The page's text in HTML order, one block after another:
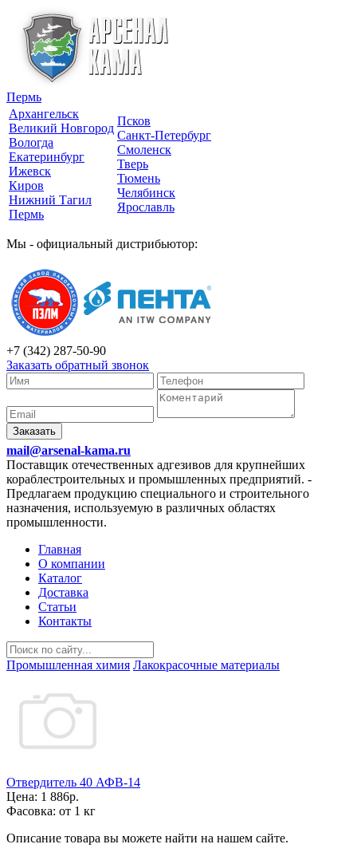
Пермь
Архангельск
Великий Новгород
Вологда
Екатеринбург
Ижевск
Киров
Нижний Тагил
Пермь
Псков
Санкт-Петербург
Смоленск
Тверь
Тюмень
Челябинск
Ярославль
Мы - официальный дистрибьютор:
+7 (342) 287-50-90
Заказать обратный звонок
Заказать
mail@arsenal-kama.ru
Поставщик отечественных адгезивов для крупнейших
кораблестроительных и промышленных предприятий. -
Предлагаем продукцию специального и строительного
назначения, используемую в различных областях
промышленности.
Главная
О компании
Каталог
Доставка
Статьи
Контакты
Промышленная химия Лакокрасочные материалы
Отвердитель 40 АФВ-14
Цена: 1 886р.
Фасовка: от 1 кг
Описание товара вы можете найти на нашем сайте.